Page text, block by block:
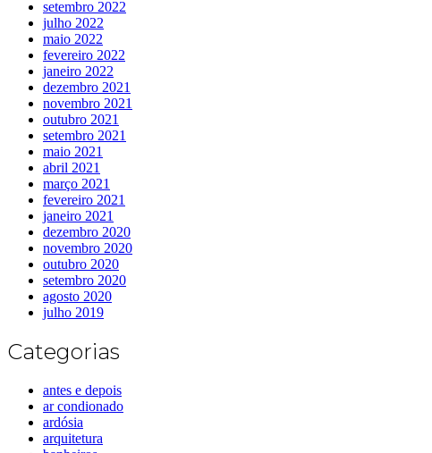
setembro 2022
julho 2022
maio 2022
fevereiro 2022
janeiro 2022
dezembro 2021
novembro 2021
outubro 2021
setembro 2021
maio 2021
abril 2021
março 2021
fevereiro 2021
janeiro 2021
dezembro 2020
novembro 2020
outubro 2020
setembro 2020
agosto 2020
julho 2019
Categorias
antes e depois
ar condionado
ardósia
arquitetura